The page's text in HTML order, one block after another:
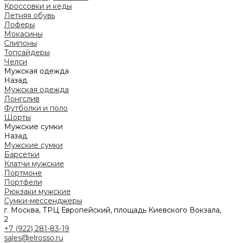
Кроссовки и кеды
Летняя обувь
Лоферы
Мокасины
Слипоны
Топсайдеры
Челси
Мужская одежда
Назад
Мужская одежда
Лонгслив
Футболки и поло
Шорты
Мужские сумки
Назад
Мужские сумки
Барсетки
Клатчи мужские
Портмоне
Портфели
Рюкзаки мужские
Сумки-мессенджеры
г. Москва, ТРЦ Европейский, площадь Киевского Вокзала,
2
+7 (922) 281-83-19
sales@elrosso.ru